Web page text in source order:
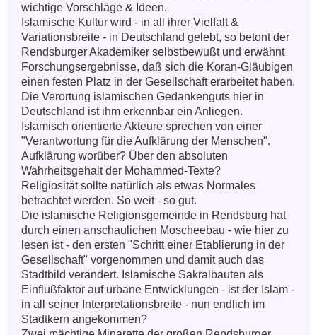
wichtige Vorschläge & Ideen.
Islamische Kultur wird - in all ihrer Vielfalt &
Variationsbreite - in Deutschland gelebt, so betont der
Rendsburger Akademiker selbstbewußt und erwähnt
Forschungsergebnisse, daß sich die Koran-Gläubigen
einen festen Platz in der Gesellschaft erarbeitet haben.
Die Verortung islamischen Gedankenguts hier in
Deutschland ist ihm erkennbar ein Anliegen.
Islamisch orientierte Akteure sprechen von einer
"Verantwortung für die Aufklärung der Menschen".
Aufklärung worüber? Über den absoluten
Wahrheitsgehalt der Mohammed-Texte?
Religiosität sollte natürlich als etwas Normales
betrachtet werden. So weit - so gut.
Die islamische Religionsgemeinde in Rendsburg hat
durch einen anschaulichen Moscheebau - wie hier zu
lesen ist - den ersten "Schritt einer Etablierung in der
Gesellschaft" vorgenommen und damit auch das
Stadtbild verändert. Islamische Sakralbauten als
Einflußfaktor auf urbane Entwicklungen - ist der Islam -
in all seiner Interpretationsbreite - nun endlich im
Stadtkern angekommen?